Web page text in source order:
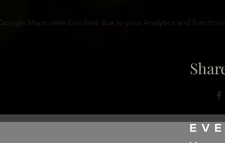
Maps were blocked due to your Analytics and